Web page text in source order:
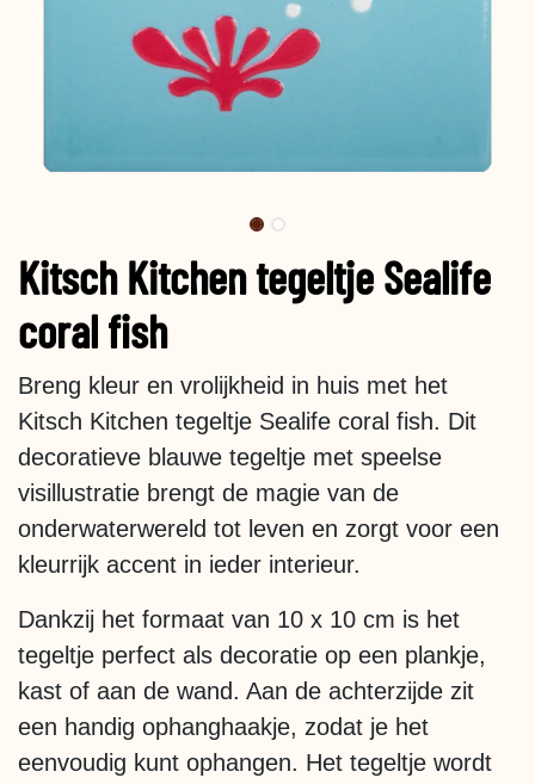
Kitsch Kitchen tegeltje Sealife
coral fish
Breng kleur en vrolijkheid in huis met het
Kitsch Kitchen tegeltje Sealife coral fish. Dit
decoratieve blauwe tegeltje met speelse
visillustratie brengt de magie van de
onderwaterwereld tot leven en zorgt voor een
kleurrijk accent in ieder interieur.
Dankzij het formaat van 10 x 10 cm is het
tegeltje perfect als decoratie op een plankje,
kast of aan de wand. Aan de achterzijde zit
een handig ophanghaakje, zodat je het
eenvoudig kunt ophangen. Het tegeltje wordt